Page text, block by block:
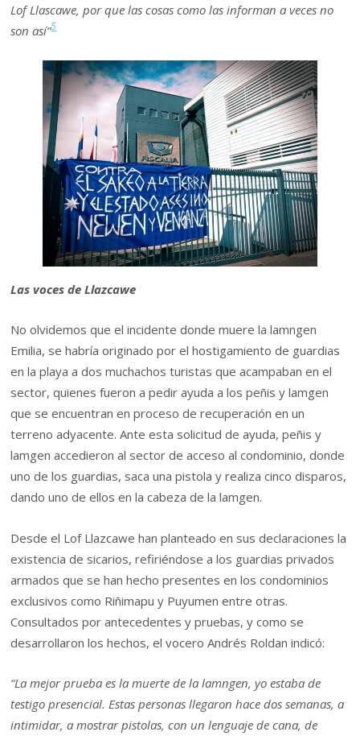
Lof Llascawe, por que las cosas como las informan a veces no
son así”5
Las voces de Llazcawe
No olvidemos que el incidente donde muere la lamngen
Emilia, se habría originado por el hostigamiento de guardias
en la playa a dos muchachos turistas que acampaban en el
sector, quienes fueron a pedir ayuda a los peñis y lamgen
que se encuentran en proceso de recuperación en un
terreno adyacente. Ante esta solicitud de ayuda, peñis y
lamgen accedieron al sector de acceso al condominio, donde
uno de los guardias, saca una pistola y realiza cinco disparos,
dando uno de ellos en la cabeza de la lamgen.
Desde el Lof Llazcawe han planteado en sus declaraciones la
existencia de sicarios, refiriéndose a los guardias privados
armados que se han hecho presentes en los condominios
exclusivos como Riñimapu y Puyumen entre otras.
Consultados por antecedentes y pruebas, y como se
desarrollaron los hechos, el vocero Andrés Roldan indicó:
“La mejor prueba es la muerte de la lamngen, yo estaba de
testigo presencial. Estas personas llegaron hace dos semanas, a
intimidar, a mostrar pistolas, con un lenguaje de cana, de